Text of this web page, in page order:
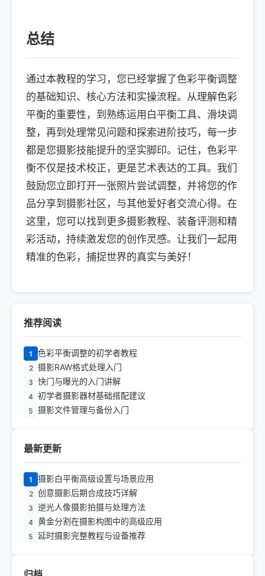
总结
通过本教程的学习，您已经掌握了色彩平衡调整
的基础知识、核心方法和实操流程。从理解色彩
平衡的重要性，到熟练运用白平衡工具、滑块调
整，再到处理常见问题和探索进阶技巧，每一步
都是您摄影技能提升的坚实脚印。记住，色彩平
衡不仅是技术校正，更是艺术表达的工具。我们
鼓励您立即打开一张照片尝试调整，并将您的作
品分享到摄影社区，与其他爱好者交流心得。在
这里，您可以找到更多摄影教程、装备评测和精
彩活动，持续激发您的创作灵感。让我们一起用
精准的色彩，捕捉世界的真实与美好！
推荐阅读
1 色彩平衡调整的初学者教程
2 摄影RAW格式处理入门
3 快门与曝光的入门讲解
4 初学者摄影器材基础搭配建议
5 摄影文件管理与备份入门
最新更新
1 摄影白平衡高级设置与场景应用
2 创意摄影后期合成技巧详解
3 逆光人像摄影拍摄与处理方法
4 黄金分割在摄影构图中的高级应用
5 延时摄影完整教程与设备推荐